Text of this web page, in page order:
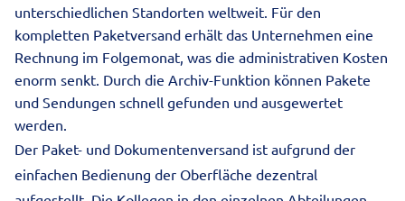
unterschiedlichen Standorten weltweit. Für den
kompletten Paketversand erhält das Unternehmen eine
Rechnung im Folgemonat, was die administrativen Kosten
enorm senkt. Durch die Archiv-Funktion können Pakete
und Sendungen schnell gefunden und ausgewertet
werden.
Der Paket- und Dokumentenversand ist aufgrund der
einfachen Bedienung der Oberfläche dezentral